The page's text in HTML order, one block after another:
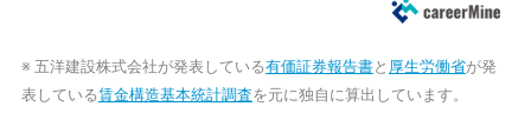
※ 五洋建設株式会社が発表している有価証券報告書と 厚生労働省が発
表している賃金構造基本統計調査を元に独自に算出しています。